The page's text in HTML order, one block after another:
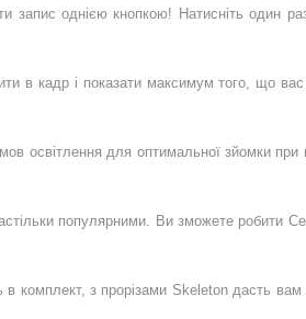
однією кнопкою! Натисніть один
в кадр і показати максимум того, що вас
освітлення для оптимальної зйомки при
популярними. Ви зможете робити
комплект, з прорізами Skeleton дасть вам